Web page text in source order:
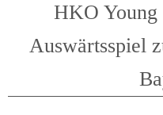
HKO Young
Auswärtsspiel